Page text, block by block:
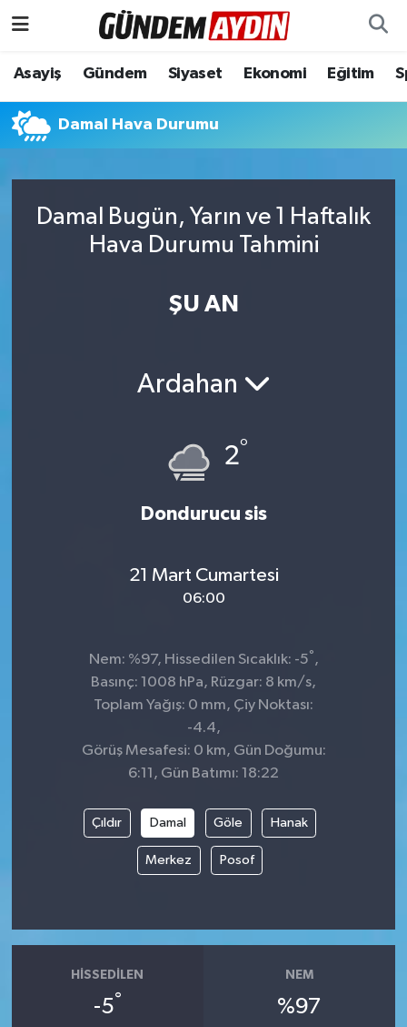
Asayiş Gündem Siyaset Ekonomi Eğitim
Damal Hava Durumu
Damal Bugün, Yarın ve 1 Haftalık
Hava Durumu Tahmini
ŞU AN
Ardahan
2°
Dondurucu sis
21 Mart Cumartesi
06:00
Nem: %97, Hissedilen Sıcaklık: -5° ,
Basınç: 1008 hPa, Rüzgar: 8 km/s,
Toplam Yağış: 0 mm, Çiy Noktası:
-4.4,
Görüş Mesafesi: 0 km, Gün Doğumu:
6:11, Gün Batımı: 18:22
Çıldır Damal Göle Hanak
Merkez Posof
HISSEDILEN
-5°
NEM
%97
Aydın Nöbetçi Eczaneler
Aydın Hava Durumu
Aydın Trafik Yoğunluk Haritası
Süper Lig Puan Durumu ve Fikstür